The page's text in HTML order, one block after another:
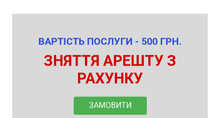
ВАРТІСТЬ ПОСЛУГИ - 500 ГРН.
ЗНЯТТЯ АРЕШТУ З
РАХУНКУ
ЗАМОВИТИ